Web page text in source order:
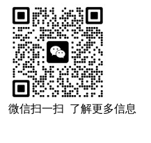
微信扫一扫 了解更多信息